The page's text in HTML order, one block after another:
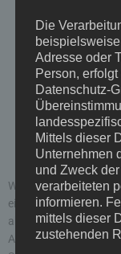
das Recht, statt
Verarbeitung
Wenn Sie einen
eingelegt
unseren
feststeht,
die
Daten zu
Wenn Sie die
eingeschränkt haben,
abgesehen – nur mit
Ausübung oder
Die
Adresse oder
Person,
Datenschutz-
Mittels dieser
Unternehmen
und Zweck
verarbeiteten
informieren.
mittels dieser
zustehenden